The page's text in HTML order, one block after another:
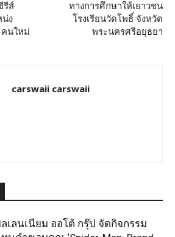
รีส์
น่ง
นใหม่
ทางการศึกษาให้เยาวชน
โรงเรียนวัดโพธิ์ จังหวัด
พระนครศรีอยุธยา
carswaii carswaii
เลนเนียม ออโต้ กรุ๊ป จัดกิจกรรม